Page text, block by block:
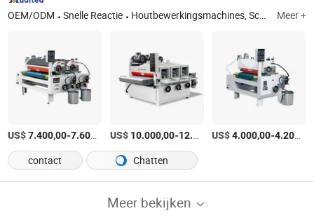
OEM/ODM Snelle Reactie Houtbewerkingsmachines, Schuurmachine, Draadborstelmachine, Rollercoatingmachine, Automatische spuitmachine, Droogmachine, Stofreinigingsmachine, Gordijncoatingmachine, IR verwarmingsmachine, Automatische houtbewerkingsmachine Meer +
US$7.400,00-7.600,00 /Stuk
US$ 10.000,00-12.000,00 /Stuk
US$4.000,00-4.200,00
contact
Chatten
Meer bekijken